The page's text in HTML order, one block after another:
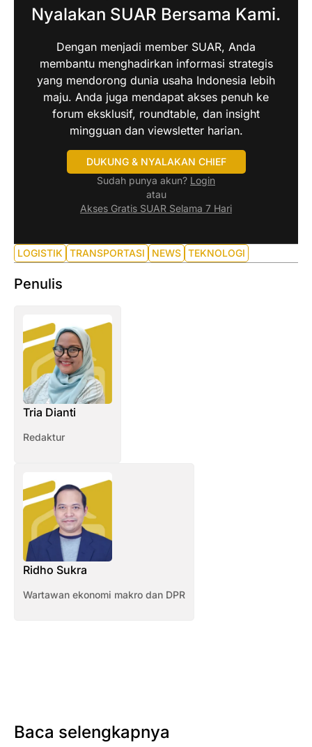
Nyalakan SUAR Bersama Kami.
Dengan menjadi member SUAR, Anda
membantu menghadirkan informasi strategis
yang mendorong dunia usaha Indonesia lebih
maju. Anda juga mendapat akses penuh ke
forum eksklusif, roundtable, dan insight
mingguan dan viewsletter harian.
DUKUNG & NYALAKAN CHIEF
Sudah punya akun? Login
atau
Akses Gratis SUAR Selama 7 Hari
LOGISTIK TRANSPORTASI NEWS TEKNOLOGI
Penulis
Tria Dianti
Redaktur
Ridho Sukra
Wartawan ekonomi makro dan DPR
Baca selengkapnya